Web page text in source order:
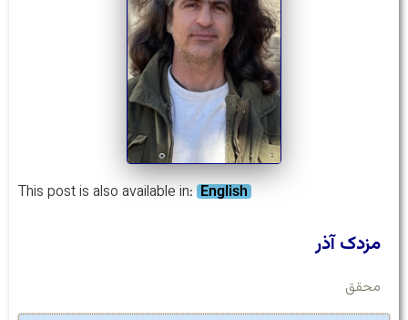
This post is also available in: English
مزدک آذر
محقق